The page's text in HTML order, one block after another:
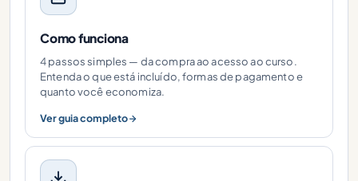
Como funciona
4 passos simples — da compra ao acesso ao curso.
Entenda o que está incluído, formas de pagamento e
quanto você economiza.
Ver guia completo